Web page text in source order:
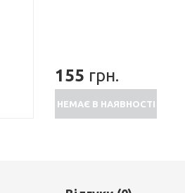
155 грн.
НЕМАЄ В НАЯВНОСТІ